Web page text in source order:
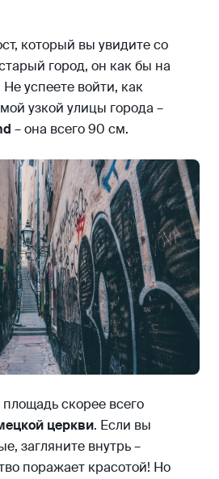
который вы увидите со
город, он как бы на
успеете войти, как
узкой улицы города –
– она всего 90 см.
скорее всего
церкви. Если вы
загляните внутрь –
поражает красотой! Но